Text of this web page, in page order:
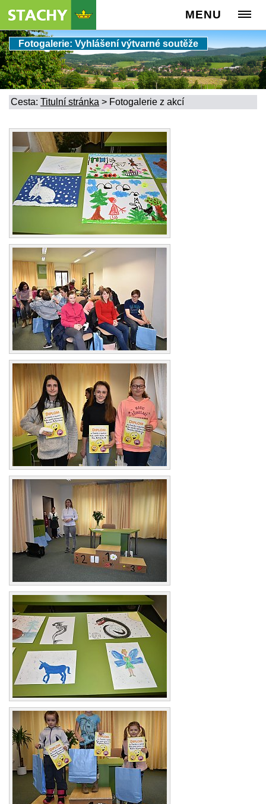
MENU
Fotogalerie: Vyhlášení výtvarné soutěže
Cesta: Titulní stránka > Fotogalerie z akcí